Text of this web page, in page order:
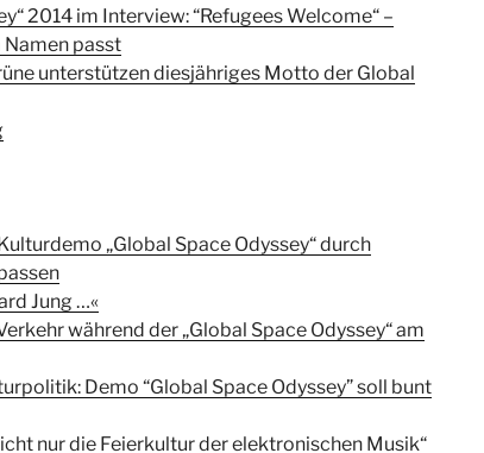
2014 im Interview: “Refugees Welcome“ –
passt
unterstützen diesjähriges Motto der Global
„Global Space Odyssey“ durch
Jung …«
während der „Global Space Odyssey“ am
Demo “Global Space Odyssey” soll bunt
nur die Feierkultur der elektronischen Musik“